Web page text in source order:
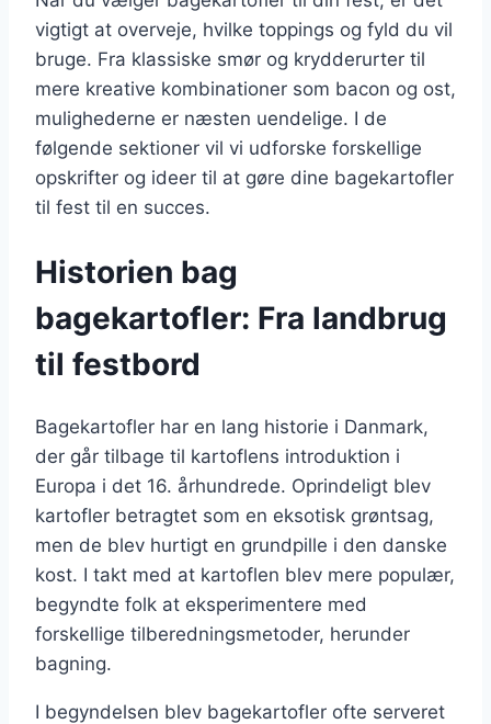
vigtigt at overveje, hvilke toppings og fyld du vil
bruge. Fra klassiske smør og krydderurter til
mere kreative kombinationer som bacon og ost,
mulighederne er næsten uendelige. I de
følgende sektioner vil vi udforske forskellige
opskrifter og ideer til at gøre dine bagekartofler
til fest til en succes.
Historien bag
bagekartofler: Fra landbrug
til festbord
Bagekartofler har en lang historie i Danmark,
der går tilbage til kartoflens introduktion i
Europa i det 16. århundrede. Oprindeligt blev
kartofler betragtet som en eksotisk grøntsag,
men de blev hurtigt en grundpille i den danske
kost. I takt med at kartoflen blev mere populær,
begyndte folk at eksperimentere med
forskellige tilberedningsmetoder, herunder
bagning.
I begyndelsen blev bagekartofler ofte serveret